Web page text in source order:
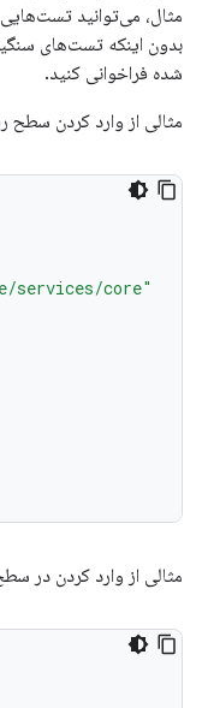
شده فراخوانی کنید.
مثالی از وارد کردن سطح
services/core"
مثالی از وارد کردن در